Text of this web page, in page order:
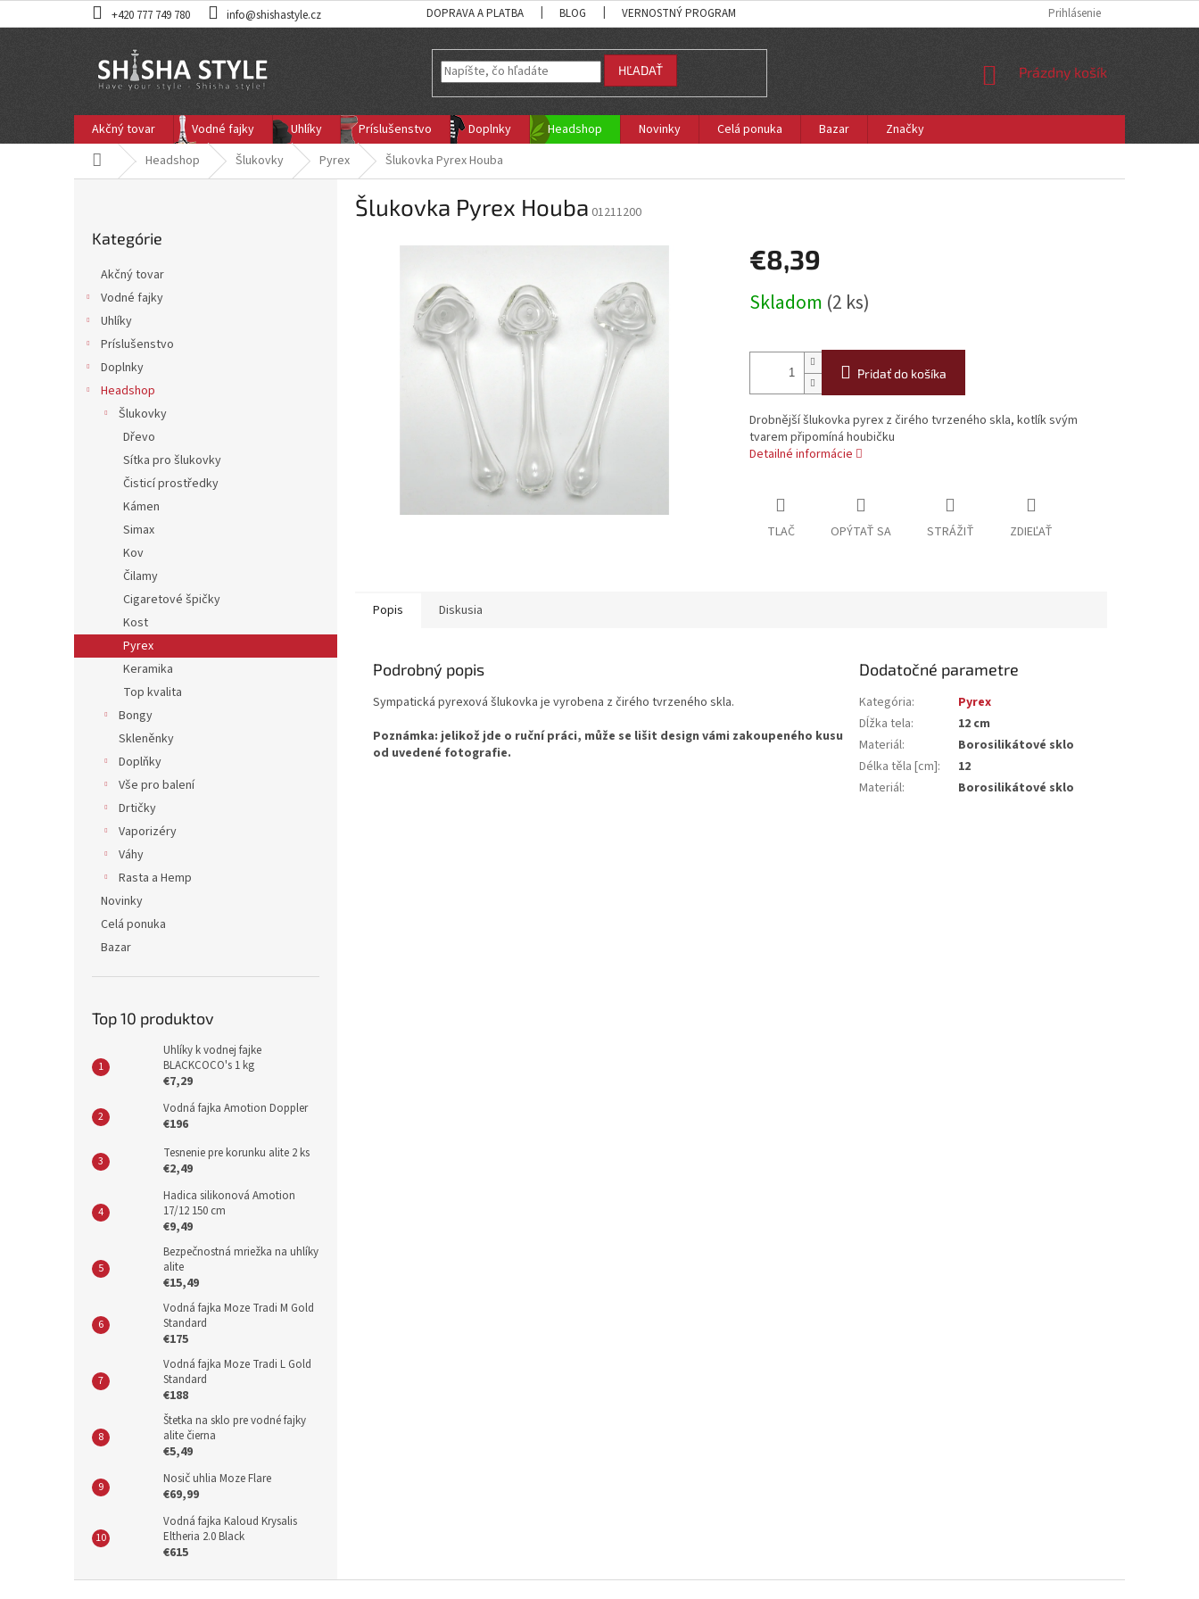
na
+420 777 749 780 info@shishastyle.cz DOPRAVA A PLATBA BLOG VERNOSTNÝ PROGRAM Prihlásenie
HĽADAŤ
NÁKUPNÝ
Prázdny košík
Akčný tovar Vodné fajky Uhlíky Príslušenstvo Doplnky Headshop Novinky Celá ponuka Bazar
Značky
DomovHeadshop Šlukovky Pyrex Šlukovka Pyrex Houba
kategórie
Kategórie
Akčný tovar
Vodné fajky
Uhlíky
Príslušenstvo
Doplnky
Headshop
Šlukovky
Dřevo
Sítka pro šlukovky
Čisticí prostředky
Kámen
Simax
Kov
Čilamy
Cigaretové špičky
Kost
Pyrex
Keramika
Top kvalita
Bongy
Skleněnky
Doplňky
Vše pro balení
Drtičky
Vaporizéry
Váhy
Rasta a Hemp
Novinky
Celá ponuka
Bazar
Top 10 produktov
Uhlíky k vodnej fajke
BLACKCOCO's 1 kg
€7,29
Vodná fajka Amotion Doppler
€196
Tesnenie pre korunku alite 2 ks
€2,49
Hadica silikonová Amotion
17/12 150 cm
€9,49
Bezpečnostná mriežka na uhlíky
alite
€15,49
Vodná fajka Moze Tradi M Gold
Standard
€175
Vodná fajka Moze Tradi L Gold
Standard
€188
Štetka na sklo pre vodné fajky
alite čierna
€5,49
Nosič uhlia Moze Flare
€69,99
Vodná fajka Kaloud Krysalis
Eltheria 2.0 Black
€615
Šlukovka Pyrex Houba 01211200
€8,39
cena:
Skladom (2 ks)
Pridať do košíka
Drobnější šlukovka pyrex z čirého tvrzeného skla, kotlík svým
tvarem připomíná houbičku
Detailné informácie
TLAČ OPÝTAŤ SA STRÁŽIŤ ZDIEĽAŤ
Popis Diskusia
Podrobný popis
Sympatická pyrexová šlukovka je vyrobena z čirého tvrzeného skla.
Poznámka: jelikož jde o ruční práci, může se lišit design vámi zakoupeného kusu
od uvedené fotografie.
Dodatočné parametre
Kategória:
Pyrex
Dĺžka tela:
12 cm
Materiál:
Borosilikátové sklo
Délka těla [cm]:
12
Materiál: Borosilikátové sklo